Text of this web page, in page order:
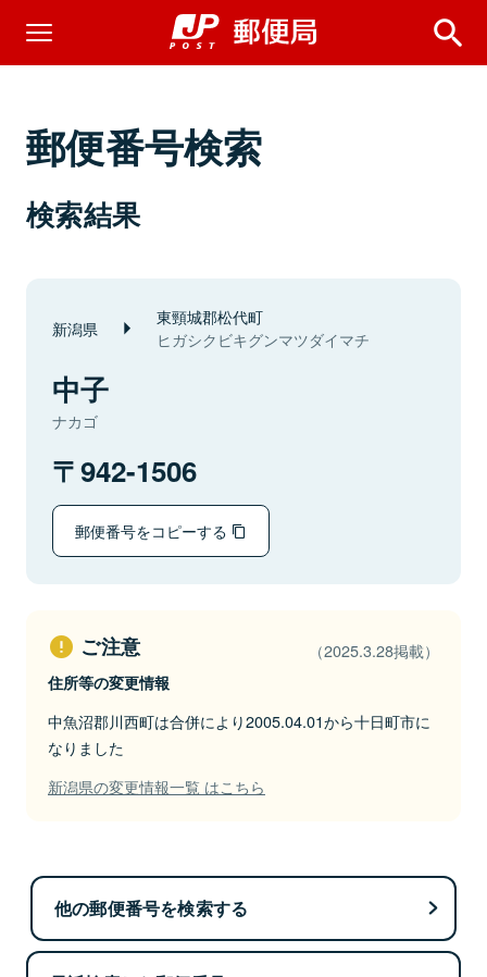
郵便番号検索
検索結果
新潟県 東頸城郡松代町
ヒガシクビキグンマツダイマチ
中子
ナカゴ
942-1506
郵便番号をコピーする
ご注意 （2025.3.28掲載）
住所等の変更情報
中魚沼郡川西町は合併により2005.04.01から十日町市に
なりました
新潟県の変更情報一覧 はこちら
他の郵便番号を検索する